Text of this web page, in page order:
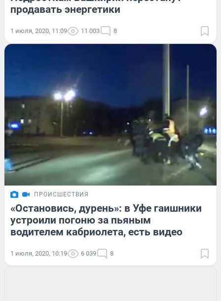
продавать энергетики
1 июля, 2020, 11:09 11 003 8
ПРОИСШЕСТВИЯ
«Остановись, дурень»: в Уфе гаишники
устроили погоню за пьяным
водителем кабриолета, есть видео
1 июля, 2020, 10:19 6 039 8